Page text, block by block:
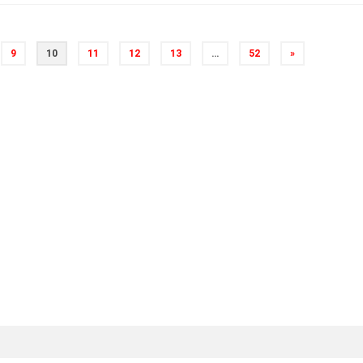
9 10 11 12 13 … 52 »